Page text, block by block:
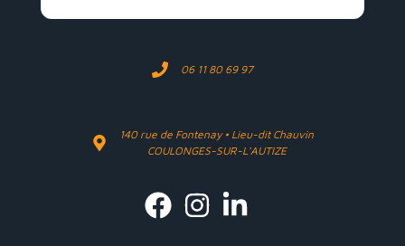
06 11 80 69 97
140 rue de Fontenay • Lieu-dit Chauvin
COULONGES-SUR-L'AUTIZE